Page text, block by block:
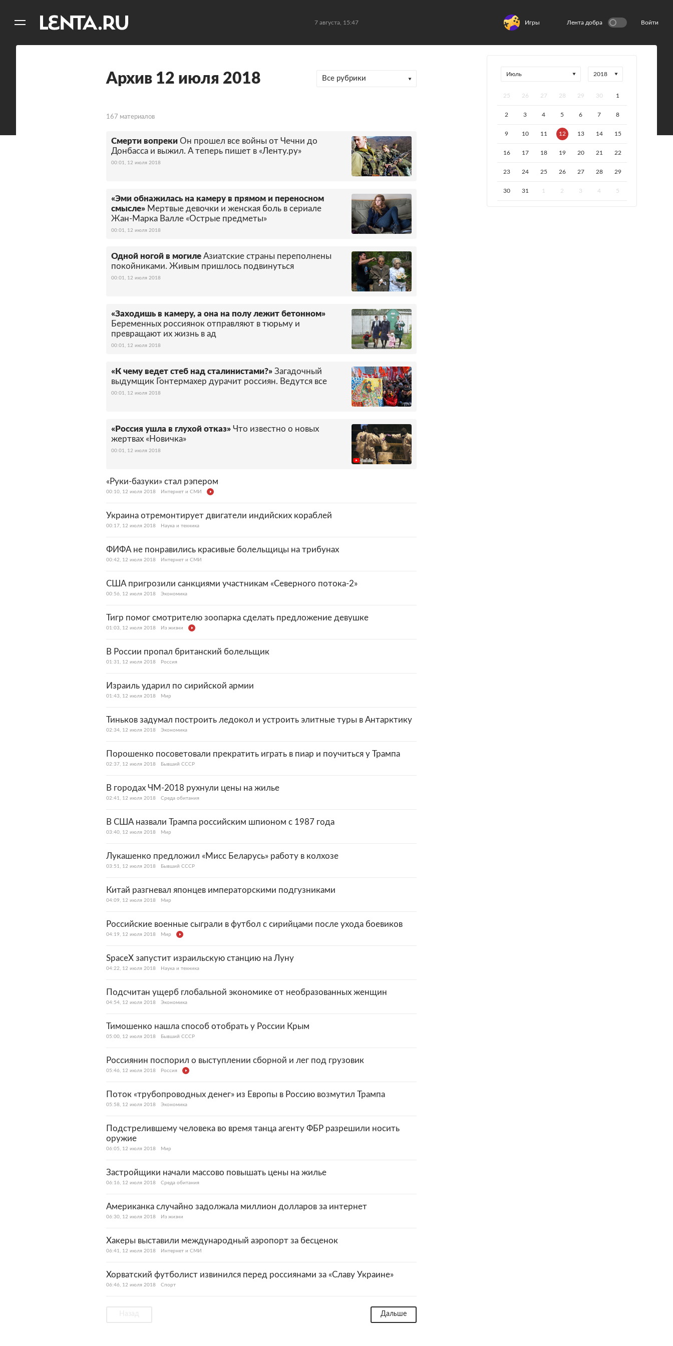
7 августа, 15:47 Игры Лента добра Войти
Архив 12 июля 2018 Все рубрики
167 материалов
Смерти вопреки Он прошел все войны от Чечни до
Донбасса и выжил. А теперь пишет в «Ленту.ру»
00:01, 12 июля 2018
«Эми обнажилась на камеру в прямом и переносном
смысле» Мертвые девочки и женская боль в сериале
Жан-Марка Валле «Острые предметы»
00:01, 12 июля 2018
Одной ногой в могиле Азиатские страны переполнены
покойниками. Живым пришлось подвинуться
00:01, 12 июля 2018
«Заходишь в камеру, а она на полу лежит бетонном»
Беременных россиянок отправляют в тюрьму и
превращают их жизнь в ад
00:01, 12 июля 2018
«К чему ведет стеб над сталинистами?» Загадочный
выдумщик Гонтермахер дурачит россиян. Ведутся все
00:01, 12 июля 2018
«Россия ушла в глухой отказ» Что известно о новых
жертвах «Новичка»
00:01, 12 июля 2018
«Руки-базуки» стал рэпером
00:10, 12 июля 2018 Интернет и СМИ
Украина отремонтирует двигатели индийских кораблей
00:17, 12 июля 2018 Наука и техника
ФИФА не понравились красивые болельщицы на трибунах
00:42, 12 июля 2018 Интернет и СМИ
США пригрозили санкциями участникам «Северного потока-2»
00:56, 12 июля 2018 Экономика
Тигр помог смотрителю зоопарка сделать предложение девушке
01:03, 12 июля 2018 Из жизни
В России пропал британский болельщик
01:31, 12 июля 2018 Россия
Израиль ударил по сирийской армии
01:43, 12 июля 2018 Мир
Тиньков задумал построить ледокол и устроить элитные туры в Антарктику
02:34, 12 июля 2018 Экономика
Порошенко посоветовали прекратить играть в пиар и поучиться у Трампа
02:37, 12 июля 2018 Бывший СССР
В городах ЧМ-2018 рухнули цены на жилье
02:41, 12 июля 2018 Среда обитания
В США назвали Трампа российским шпионом с 1987 года
03:40, 12 июля 2018 Мир
Лукашенко предложил «Мисс Беларусь» работу в колхозе
03:51, 12 июля 2018 Бывший СССР
Китай разгневал японцев императорскими подгузниками
04:09, 12 июля 2018 Мир
Российские военные сыграли в футбол с сирийцами после ухода боевиков
04:19, 12 июля 2018 Мир
SpaceX запустит израильскую станцию на Луну
04:22, 12 июля 2018 Наука и техника
Подсчитан ущерб глобальной экономике от необразованных женщин
04:54, 12 июля 2018 Экономика
Тимошенко нашла способ отобрать у России Крым
05:00, 12 июля 2018 Бывший СССР
Россиянин поспорил о выступлении сборной и лег под грузовик
05:46, 12 июля 2018 Россия
Поток «трубопроводных денег» из Европы в Россию возмутил Трампа
05:58, 12 июля 2018 Экономика
Подстрелившему человека во время танца агенту ФБР разрешили носить
оружие
06:05, 12 июля 2018 Мир
Застройщики начали массово повышать цены на жилье
06:16, 12 июля 2018 Среда обитания
Американка случайно задолжала миллион долларов за интернет
06:30, 12 июля 2018 Из жизни
Хакеры выставили международный аэропорт за бесценок
06:41, 12 июля 2018 Интернет и СМИ
Хорватский футболист извинился перед россиянами за «Славу Украине»
06:46, 12 июля 2018 Спорт
Дальше
25 26 27 28 29 30 1
2 3 4 5 6 7 8
9 10 11 12 13 14 15
16 17 18 19 20 21 22
23 24 25 26 27 28 29
30 31 1 2 3 4 5